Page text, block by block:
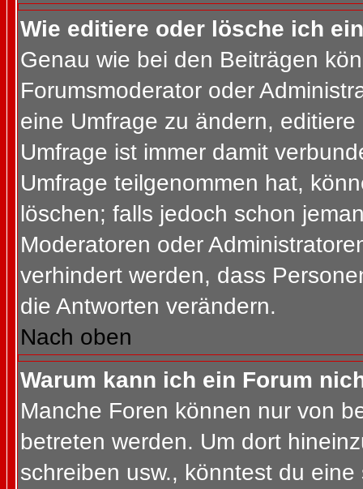
Wie editiere oder lösche ich
Genau wie bei den Beiträgen
Forumsmoderator oder
eine Umfrage zu ändern,
Umfrage ist immer damit
Umfrage teilgenommen hat,
löschen; falls jedoch schon
Moderatoren oder
verhindert werden, dass
die Antworten verändern.
Nach oben
Warum kann ich ein Forum
Manche Foren können nur von
betreten werden. Um dort
schreiben usw., könntest du